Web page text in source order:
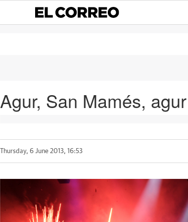
Agur, San Mamés, agur
Thursday, 6 June 2013, 16:53